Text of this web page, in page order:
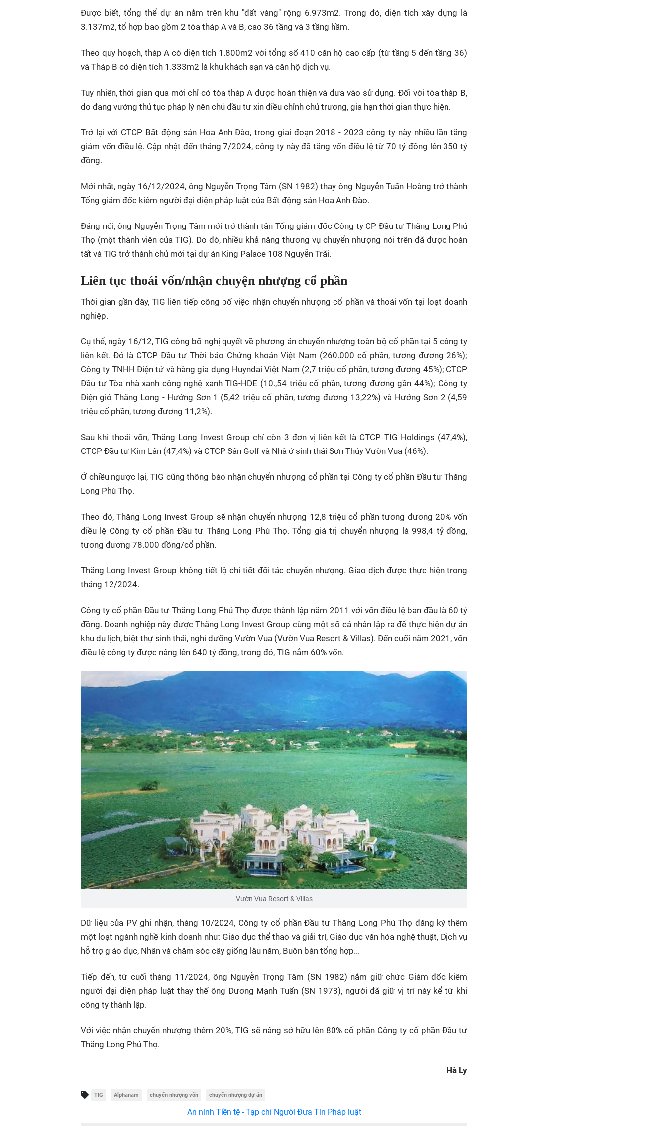
Được biết, tổng thể dự án nằm trên khu "đất vàng" rộng 6.973m2. Trong đó, diện tích xây dựng là
3.137m2, tổ hợp bao gồm 2 tòa tháp A và B, cao 36 tầng và 3 tầng hầm.
Theo quy hoạch, tháp A có diện tích 1.800m2 với tổng số 410 căn hộ cao cấp (từ tầng 5 đến tầng 36)
và Tháp B có diện tích 1.333m2 là khu khách sạn và căn hộ dịch vụ.
Tuy nhiên, thời gian qua mới chỉ có tòa tháp A được hoàn thiện và đưa vào sử dụng. Đối với tòa tháp B,
do đang vướng thủ tục pháp lý nên chủ đầu tư xin điều chỉnh chủ trương, gia hạn thời gian thực hiện.
Trở lại với CTCP Bất động sản Hoa Anh Đào, trong giai đoạn 2018 - 2023 công ty này nhiều lần tăng
giảm vốn điều lệ. Cập nhật đến tháng 7/2024, công ty này đã tăng vốn điều lệ từ 70 tỷ đồng lên 350 tỷ
đồng.
Mới nhất, ngày 16/12/2024, ông Nguyễn Trọng Tâm (SN 1982) thay ông Nguyễn Tuấn Hoàng trở thành
Tổng giám đốc kiêm người đại diện pháp luật của Bất động sản Hoa Anh Đào.
Đáng nói, ông Nguyễn Trọng Tâm mới trở thành tân Tổng giám đốc Công ty CP Đầu tư Thăng Long Phú
Thọ (một thành viên của TIG). Do đó, nhiều khả năng thương vụ chuyển nhượng nói trên đã được hoàn
tất và TIG trở thành chủ mới tại dự án King Palace 108 Nguyễn Trãi.
Liên tục thoái vốn/nhận chuyện nhượng cổ phần
Thời gian gần đây, TIG liên tiếp công bố việc nhận chuyển nhượng cổ phần và thoái vốn tại loạt doanh
nghiệp.
Cụ thể, ngày 16/12, TIG công bố nghị quyết về phương án chuyển nhượng toàn bộ cổ phần tại 5 công ty
liên kết. Đó là CTCP Đầu tư Thời báo Chứng khoán Việt Nam (260.000 cổ phần, tương đương 26%);
Công ty TNHH Điện tử và hàng gia dụng Huyndai Việt Nam (2,7 triệu cổ phần, tương đương 45%); CTCP
Đầu tư Tòa nhà xanh công nghệ xanh TIG-HDE (10.,54 triệu cổ phần, tương đương gần 44%); Công ty
Điện gió Thăng Long - Hướng Sơn 1 (5,42 triệu cổ phần, tương đương 13,22%) và Hướng Sơn 2 (4,59
triệu cổ phần, tương đương 11,2%).
Sau khi thoái vốn, Thăng Long Invest Group chỉ còn 3 đơn vị liên kết là CTCP TIG Holdings (47,4%),
CTCP Đầu tư Kim Lân (47,4%) và CTCP Sân Golf và Nhà ở sinh thái Sơn Thủy Vườn Vua (46%).
Ở chiều ngược lại, TIG cũng thông báo nhận chuyển nhượng cổ phần tại Công ty cổ phần Đầu tư Thăng
Long Phú Thọ.
Theo đó, Thăng Long Invest Group sẽ nhận chuyển nhượng 12,8 triệu cổ phần tương đương 20% vốn
điều lệ Công ty cổ phần Đầu tư Thăng Long Phú Thọ. Tổng giá trị chuyển nhượng là 998,4 tỷ đồng,
tương đương 78.000 đồng/cổ phần.
Thăng Long Invest Group không tiết lộ chi tiết đối tác chuyển nhượng. Giao dịch được thực hiện trong
tháng 12/2024.
Công ty cổ phần Đầu tư Thăng Long Phú Thọ được thành lập năm 2011 với vốn điều lệ ban đầu là 60 tỷ
đồng. Doanh nghiệp này được Thăng Long Invest Group cùng một số cá nhân lập ra để thực hiện dự án
khu du lịch, biệt thự sinh thái, nghỉ dưỡng Vườn Vua (Vườn Vua Resort & Villas). Đến cuối năm 2021, vốn
điều lệ công ty được nâng lên 640 tỷ đồng, trong đó, TIG nắm 60% vốn.
Vườn Vua Resort & Villas
Dữ liệu của PV ghi nhận, tháng 10/2024, Công ty cổ phần Đầu tư Thăng Long Phú Thọ đăng ký thêm
một loạt ngành nghề kinh doanh như: Giáo dục thể thao và giải trí, Giáo dục văn hóa nghệ thuật, Dịch vụ
hỗ trợ giáo dục, Nhân và chăm sóc cây giống lâu năm, Buôn bán tổng hợp...
Tiếp đến, từ cuối tháng 11/2024, ông Nguyễn Trọng Tâm (SN 1982) nắm giữ chức Giám đốc kiêm
người đại diện pháp luật thay thế ông Dương Mạnh Tuấn (SN 1978), người đã giữ vị trí này kể từ khi
công ty thành lập.
Với việc nhận chuyển nhượng thêm 20%, TIG sẽ nâng sở hữu lên 80% cổ phần Công ty cổ phần Đầu tư
Thăng Long Phú Thọ.
Hà Ly
TIG Alphanam chuyển nhượng vốn chuyển nhượng dự án
An ninh Tiền tệ - Tạp chí Người Đưa Tin Pháp luật